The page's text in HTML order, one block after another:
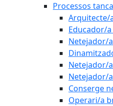
Processos
Arquitecte/
Educador/
Netejador/
Netejador/
Netejador/
Conserge
Operari/a